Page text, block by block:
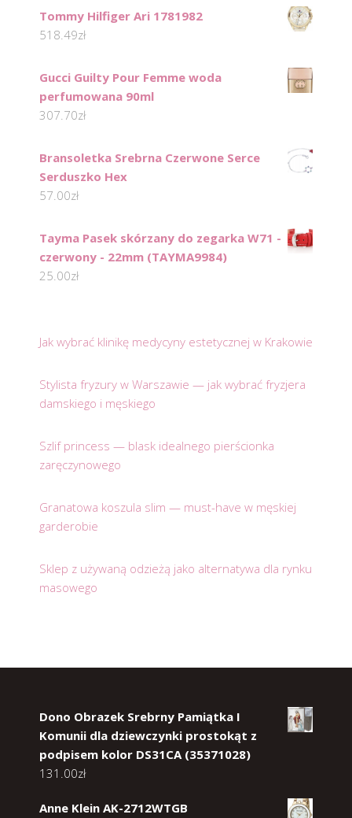
Tommy Hilfiger Ari 1781982
518.49zł
Gucci Guilty Pour Femme woda
perfumowana 90ml
307.70zł
Bransoletka Srebrna Czerwone Serce
Serduszko Hex
57.00zł
Tayma Pasek skórzany do zegarka W71 -
czerwony - 22mm (TAYMA9984)
25.00zł
Jak wybrać klinikę medycyny estetycznej w Krakowie
Stylista fryzury w Warszawie — jak wybrać fryzjera
damskiego i męskiego
Szlif princess — blask idealnego pierścionka
zaręczynowego
Granatowa koszula slim — must-have w męskiej
garderobie
Sklep z używaną odzieżą jako alternatywa dla rynku
masowego
Dono Obrazek Srebrny Pamiątka I
Komunii dla dziewczynki prostokąt z
podpisem kolor DS31CA (35371028)
131.00zł
Anne Klein AK-2712WTGB